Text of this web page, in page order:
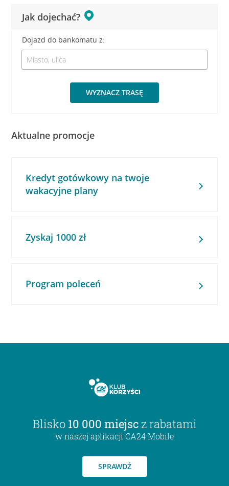
Jak dojechać?
Dojazd do bankomatu z:
WYZNACZ TRASĘ
Aktualne promocje
Kredyt gotówkowy na twoje
wakacyjne plany
Zyskaj 1000 zł
Program poleceń
Blisko 10 000 miejsc z rabatami
w naszej aplikacji CA24 Mobile
SPRAWDŹ